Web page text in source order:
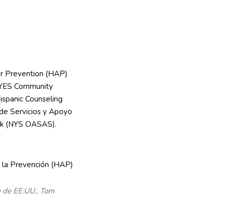
Prevention (HAP)
Community
Counseling
Servicios y Apoyo
(NYS OASAS).
EE.UU., Tom